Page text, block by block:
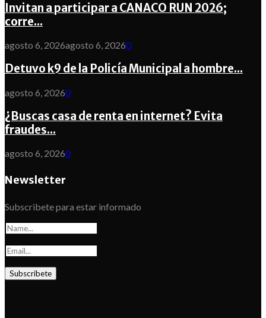
Invitan a participar a CANACO RUN 2026;
corre...
agosto 6, 2026agosto 6, 20260
Detuvo k9 de la Policía Municipal a hombre...
agosto 6, 20260
¿Buscas casa de renta en internet? Evita
fraudes...
agosto 6, 20260
Newsletter
Subscribete para estar informado